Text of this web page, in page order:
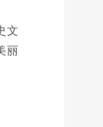
文
丽